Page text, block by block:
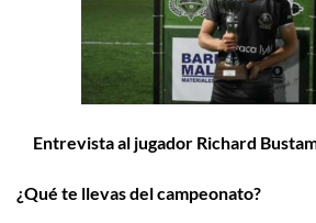
Entrevista al jugador Richard
¿Qué te llevas del campeonato?